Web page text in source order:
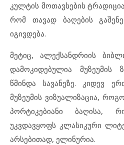
კულტის მოთავსების
რომ თავად ბაღების
იგივდება.
მეტიც, ალექსანდრიის
დამოკიდებულია მუზეუმის
წმინდა სავანეზე. კიდევ
მუზეუმის ვიზუალიზაცია,
პორტიკებიანი ბაღისა,
უკვდავყოფს კლასიკური
არსებითად, ელინურია.